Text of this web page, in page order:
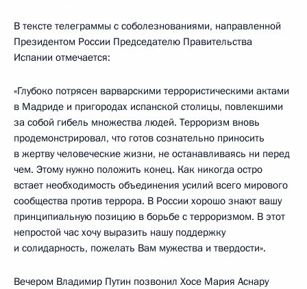
В тексте телеграммы с соболезнованиями, направленной
Президентом России Председателю Правительства
Испании отмечается:
«Глубоко потрясен варварскими террористическими актами
в Мадриде и пригородах испанской столицы, повлекшими
за собой гибель множества людей. Терроризм вновь
продемонстрировал, что готов сознательно приносить
в жертву человеческие жизни, не останавливаясь ни перед
чем. Этому нужно положить конец. Как никогда остро
встает необходимость объединения усилий всего мирового
сообщества против террора. В России хорошо знают вашу
принципиальную позицию в борьбе с терроризмом. В этот
непростой час хочу выразить нашу поддержку
и солидарность, пожелать Вам мужества и твердости».
Вечером Владимир Путин позвонил Хосе Мария Аснару